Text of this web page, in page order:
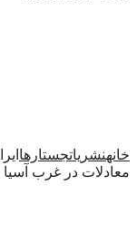
خانهنشریاتجستارها
معادلات در غرب آسیا